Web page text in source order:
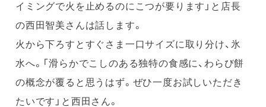
イミングで火を止めるのにこつが要ります」と店長
の西田智美さんは話します。
火から下ろすとすぐさま一口サイズに取り分け、氷
水へ。「滑らかでこしのある独特の食感に、わらび餅
の概念が覆ると思うはず。ぜひ一度お試しいただき
たいです」と西田さん。